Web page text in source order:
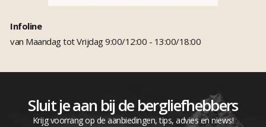
Infoline
van Maandag tot Vrijdag 9:00/12:00 - 13:00/18:00
Sluit je aan bij de bergliefhebbers
Krijg voorrang op de aanbiedingen, tips, advies en niews!